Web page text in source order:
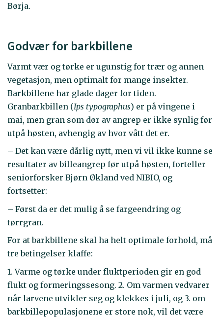
Børja.
Godvær for barkbillene
Varmt vær og tørke er ugunstig for trær og annen
vegetasjon, men optimalt for mange insekter.
Barkbillene har glade dager for tiden.
Granbarkbillen (Ips typographus) er på vingene i
mai, men gran som dør av angrep er ikke synlig før
utpå høsten, avhengig av hvor vått det er.
– Det kan være dårlig nytt, men vi vil ikke kunne se
resultater av billeangrep før utpå høsten, forteller
seniorforsker Bjørn Økland ved NIBIO, og
fortsetter:
– Først da er det mulig å se fargeendring og
tørrgran.
For at barkbillene skal ha helt optimale forhold, må
tre betingelser klaffe:
1. Varme og tørke under fluktperioden gir en god
flukt og formeringssesong. 2. Om varmen vedvarer
når larvene utvikler seg og klekkes i juli, og 3. om
barkbillepopulasjonene er store nok, vil det være